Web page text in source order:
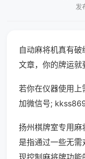
发
自动麻将机真有
文章，你的牌运就
若你在仪器使用
加微信号;
扬州棋牌室专用
是指通过一些无
现控制麻将牌功能